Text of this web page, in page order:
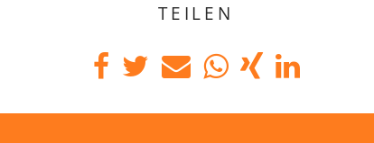
TEILEN